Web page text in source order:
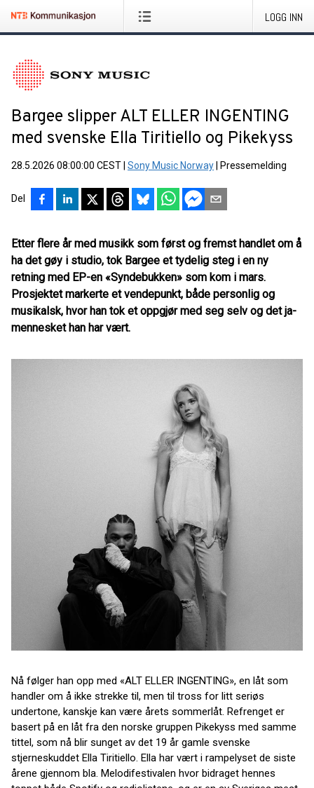
LOGG INN
Bargee slipper ALT ELLER INGENTING
med svenske Ella Tiritiello og Pikekyss
28.5.2026 08:00:00 CEST Sony Music Norway Pressemelding
Del
Etter flere år med musikk som først og fremst handlet om å
ha det gøy i studio, tok Bargee et tydelig steg i en ny
retning med EP-en «Syndebukken» som kom i mars.
Prosjektet markerte et vendepunkt, både personlig og
musikalsk, hvor han tok et oppgjør med seg selv og det ja-
mennesket han har vært.
Nå følger han opp med «ALT ELLER INGENTING», en låt som
handler om å ikke strekke til, men til tross for litt seriøs
undertone, kanskje kan være årets sommerlåt. Refrenget er
basert på en låt fra den norske gruppen Pikekyss med samme
tittel, som nå blir sunget av det 19 år gamle svenske
stjerneskuddet Ella Tiritiello. Ella har vært i rampelyset de siste
årene gjennom bla. Melodifestivalen hvor bidraget hennes